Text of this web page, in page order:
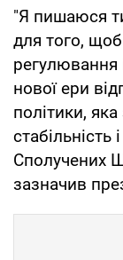
"Я пишаюся
для того,
регулювання
нової ери
політики,
стабільність
Сполучених
зазначив